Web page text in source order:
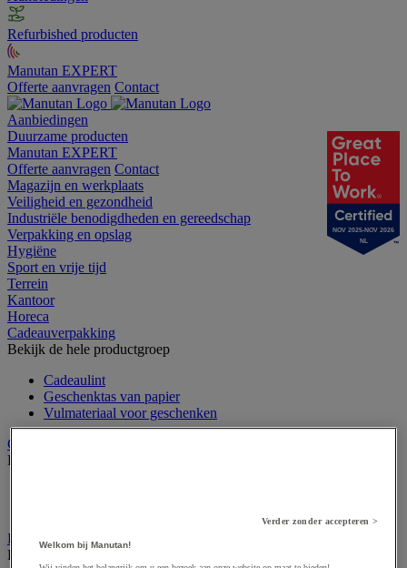
Refurbished producten
Manutan EXPERT
Offerte aanvragen Contact
Aanbiedingen
Duurzame producten
Manutan EXPERT
Offerte aanvragen Contact
Magazijn en werkplaats
Veiligheid en gezondheid
Industriële benodigdheden en gereedschap
Verpakking en opslag
Hygiëne
Sport en vrije tijd
Terrein
Kantoor
Horeca
Cadeauverpakking
Bekijk de hele productgroep
Cadeaulint
Geschenktas van papier
Vulmateriaal voor geschenken
Cutter en veiligheidsmes
Bekijk de hele productgroep
Dozen, enveloppen en postpakketten
Bekijk de hele productgroep
NOV 2025-NOV 2026
NL
Verder zonder accepteren >
Welkom bij Manutan!